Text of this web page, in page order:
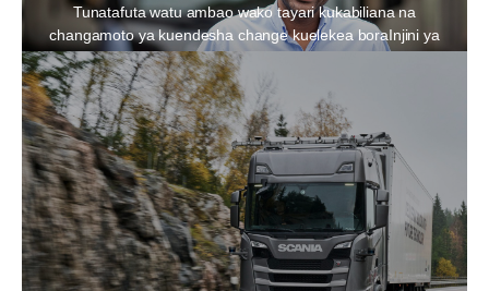
Tunatafuta watu ambao wako tayari kukabiliana na
changamoto ya kuendesha change kuelekea boraInjini ya
umeme ya 50 Hz Scania.